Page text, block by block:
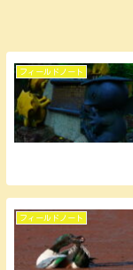
フィールドノート
フィールドノート